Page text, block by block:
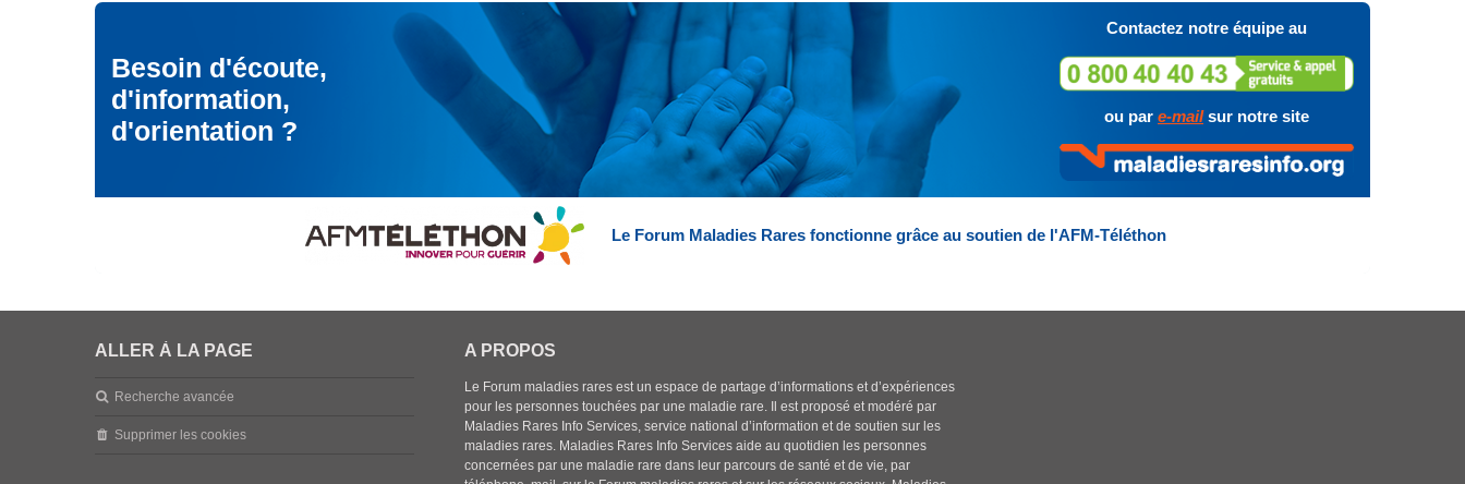
Besoin d'écoute,
d'information,
d'orientation ?
Contactez notre équipe au
ou par e-mailsur notre site
Le Forum Maladies Rares fonctionne grâce au soutien de l'AFM-Téléthon
ALLER À LA PAGE
Recherche avancée
Supprimer les cookies
A PROPOS
Le Forum maladies rares est un espace de partage d’informations et d’expériences
pour les personnes touchées par une maladie rare. Il est proposé et modéré par
Maladies Rares Info Services, service national d’information et de soutien sur les
maladies rares. Maladies Rares Info Services aide au quotidien les personnes
concernées par une maladie rare dans leur parcours de santé et de vie, par